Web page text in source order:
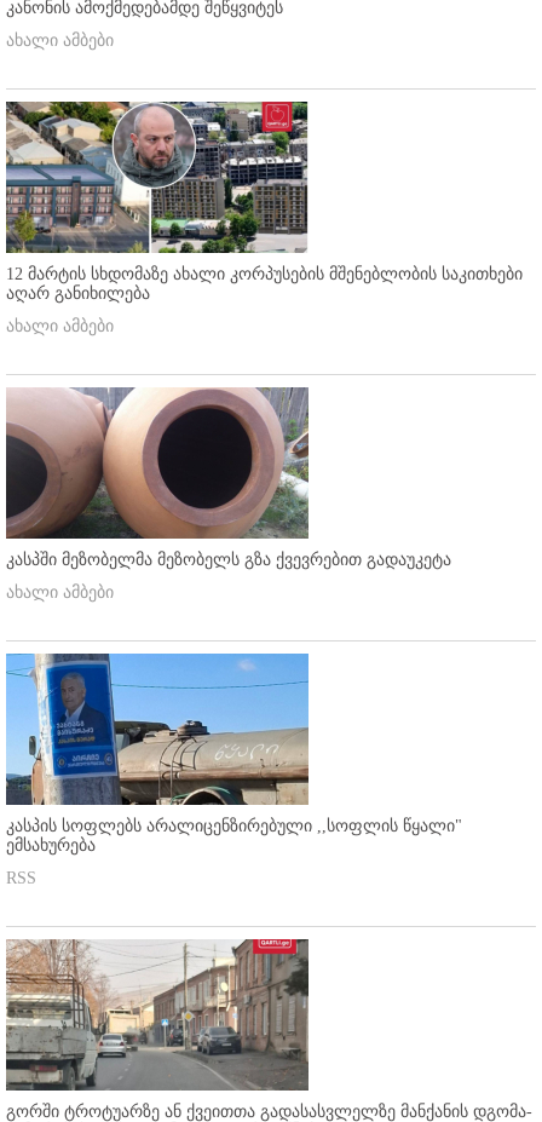
კანონის ამოქმედებამდე შეწყვიტეს
ახალი ამბები
12 მარტის სხდომაზე ახალი კორპუსების მშენებლობის საკითხები
აღარ განიხილება
ახალი ამბები
კასპში მეზობელმა მეზობელს გზა ქვევრებით გადაუკეტა
ახალი ამბები
კასპის სოფლებს არალიცენზირებული ,,სოფლის წყალი"
ემსახურება
RSS
გორში ტროტუარზე ან ქვეითთა გადასასვლელზე მანქანის დგომა-